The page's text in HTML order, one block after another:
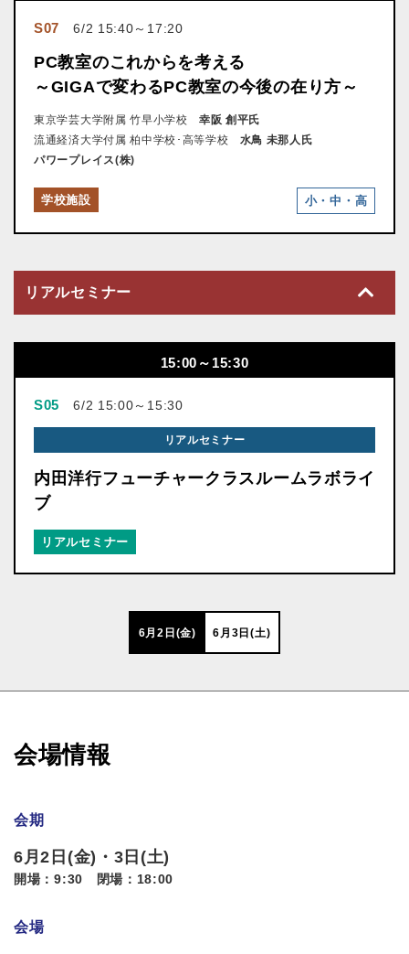
S07 6/2 15:40～17:20
PC教室のこれからを考える
～GIGAで変わるPC教室の今後の在り方～
東京学芸大学附属 竹早小学校
幸阪 創平氏
流通経済大学付属 柏中学校･高等学校
水鳥 未那人氏
パワープレイス(株)
学校施設 小・中・高
リアルセミナー
15:00～15:30
S05 6/2 15:00～15:30
リアルセミナー
内田洋行フューチャークラスルームラボライ
ブ
リアルセミナー
6月2日(金) 6月3日(土)
会場情報
会期
6月2日(金)・3日(土)
開場：9:30 閉場：18:00
会場